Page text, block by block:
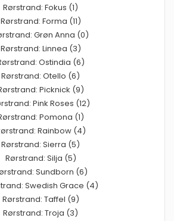
Rørstrand: Fokus (1)
Rørstrand: Forma (11)
Grøn Anna (0)
Rørstrand: Linnea (3)
Ostindia (6)
Rørstrand: Otello (6)
Picknick (9)
Pink Roses (12)
Pomona (1)
Rainbow (4)
Rørstrand: Sierra (5)
Rørstrand: Silja (5)
Sundborn (6)
Swedish Grace (4)
Rørstrand: Taffel (9)
Rørstrand: Troja (3)